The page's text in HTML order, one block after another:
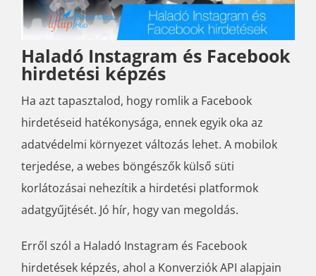
Haladó Instagram és Facebook
hirdetési képzés
Ha azt tapasztalod, hogy romlik a Facebook
hirdetéseid hatékonysága, ennek egyik oka az
adatvédelmi környezet változás lehet. A mobilok
terjedése, a webes böngészők külső süti
korlátozásai nehezítik a hirdetési platformok
adatgyűjtését. Jó hír, hogy van megoldás.
Erről szól a Haladó Instagram és Facebook
hirdetések képzés, ahol a Konverziók API alapjain